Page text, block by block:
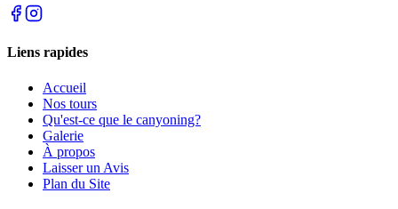
Liens rapides
Accueil
Nos tours
Qu'est-ce que le canyoning?
Galerie
À propos
Laisser un Avis
Plan du Site